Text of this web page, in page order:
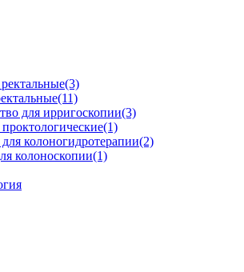
(3)
(11)
для ирригоскопии(3)
(1)
колоногидротерапии(2)
колоноскопии(1)